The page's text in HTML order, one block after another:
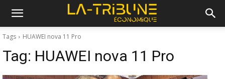
Tags HUAWEI nova 11 Pro
Tag: HUAWEI nova 11 Pro